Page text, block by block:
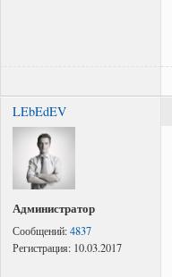
LEbEdEV
Администратор
Сообщений:4837
Регистрация: 10.03.2017